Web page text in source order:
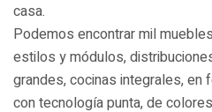
casa.
Podemos encontrar mil
estilos y módulos,
grandes, cocinas integrales, en
con tecnología punta, de